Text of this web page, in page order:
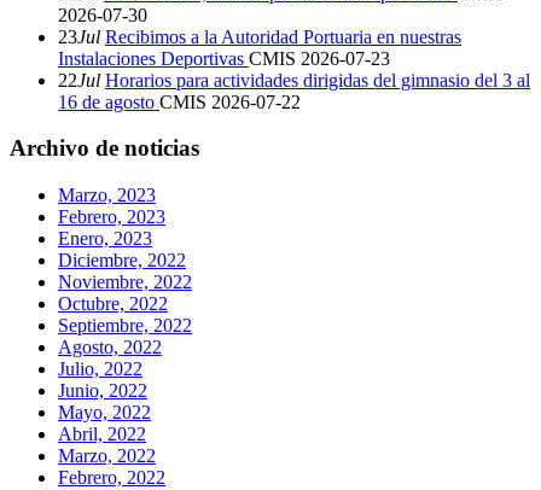
2026-07-30
23Jul Recibimos a la Autoridad Portuaria en nuestras
Instalaciones Deportivas CMIS 2026-07-23
22Jul Horarios para actividades dirigidas del gimnasio del 3 al
16 de agosto CMIS 2026-07-22
Archivo de noticias
Marzo, 2023
Febrero, 2023
Enero, 2023
Diciembre, 2022
Noviembre, 2022
Octubre, 2022
Septiembre, 2022
Agosto, 2022
Julio, 2022
Junio, 2022
Mayo, 2022
Abril, 2022
Marzo, 2022
Febrero, 2022